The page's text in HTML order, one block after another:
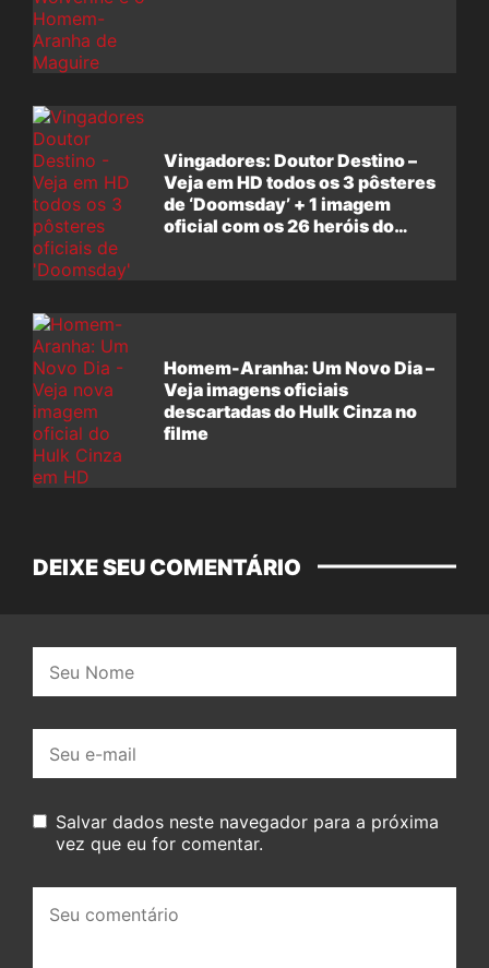
Vingadores: Doutor Destino –
Veja em HD todos os 3 pôsteres
de ‘Doomsday’ + 1 imagem
oficial com os 26 heróis do
Homem-Aranha: Um Novo Dia –
Veja imagens oficiais
descartadas do Hulk Cinza no
filme
DEIXE SEU COMENTÁRIO
mail:
Salvar dados neste navegador para a próxima
vez que eu for comentar.
comentário: